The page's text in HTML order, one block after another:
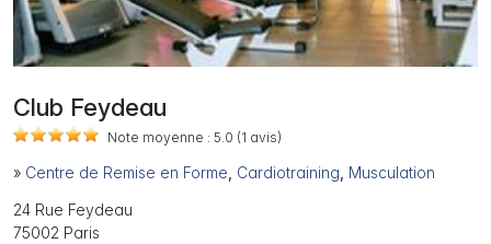
Club Feydeau
Note moyenne : 5.0 (1 avis)
» Centre de Remise en Forme Cardiotraining Musculation
24 Rue Feydeau
75002 Paris